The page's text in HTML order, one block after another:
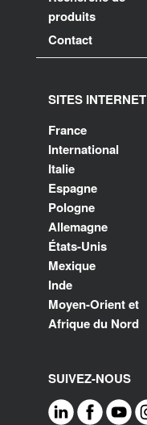
produits
Contact
SITES INTERNET
France
International
Italie
Espagne
Pologne
Allemagne
États-Unis
Mexique
Inde
Moyen-Orient et
Afrique du Nord
SUIVEZ-NOUS